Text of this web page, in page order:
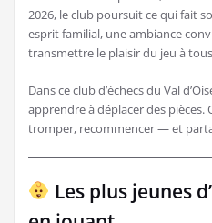
2026, le club poursuit ce qui fait
esprit familial, une ambiance
transmettre le plaisir du jeu à
Dans ce club d’échecs du Val
apprendre à déplacer des
tromper, recommencer — et
Les plus jeunes